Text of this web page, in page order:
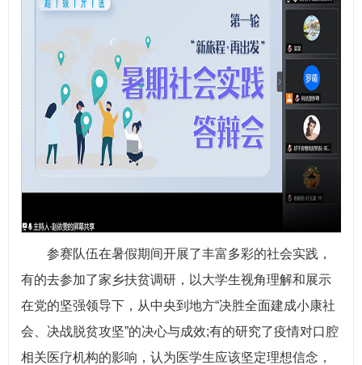
参赛队伍在暑假期间开展了丰富多彩的社会实践，
有的去参加了家乡扶贫调研，以大学生视角理解和展示
在党的坚强领导下，从中央到地方“决胜全面建成小康社
会、决战脱贫攻坚”的决心与成效;有的研究了疫情对口腔
相关医疗机构的影响，认为医学生应该坚定理想信念，